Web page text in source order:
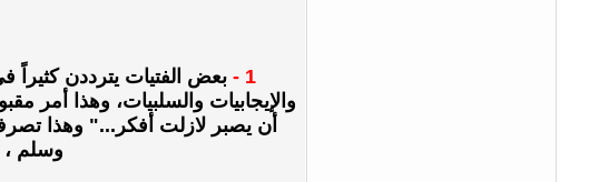
1 -
بعض الفتيات يترددن
والإيجابيات والسلبيات، وهذا
أن يصبر لازلت أفكر..." وهذا
وسلم ،